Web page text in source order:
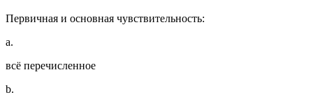
Первичная и основная чувствительность:
a.
всё перечисленное
b.